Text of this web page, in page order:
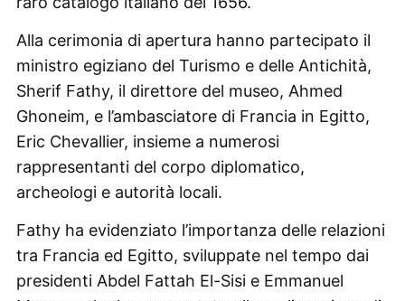
Alla cerimonia di apertura hanno partecipato il
ministro egiziano del Turismo e delle Antichità,
Sherif Fathy, il direttore del museo, Ahmed
Ghoneim, e l’ambasciatore di Francia in Egitto,
Eric Chevallier, insieme a numerosi
rappresentanti del corpo diplomatico,
archeologi e autorità locali.
Fathy ha evidenziato l’importanza delle relazioni
tra Francia ed Egitto, sviluppate nel tempo dai
presidenti Abdel Fattah El-Sisi e Emmanuel